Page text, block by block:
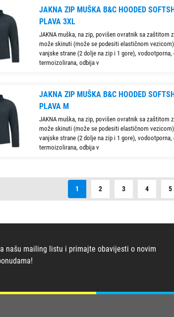
JAKNA ZIP MUŠKA B&C HOODED
PLAVA 3XL
JAKNA muška, na zip, povišen ovratnik sa zaštitom
može skinuti (može se podesiti elastičnom
vanjske strane (2 dolje na zip i 1 gore), vodootporna,
termoizolirana, odbija v
JAKNA ZIP MUŠKA B&C HOODED
PLAVA M
JAKNA muška, na zip, povišen ovratnik sa zaštitom
može skinuti (može se podesiti elastičnom
vanjske strane (2 dolje na zip i 1 gore), vodootporna,
termoizolirana, odbija v
1 2 3 4 5
našu mailing listu i primajte obavijesti o novim